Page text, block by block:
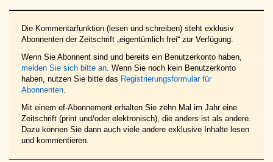
Die Kommentarfunktion (lesen und schreiben) steht exklusiv
Abonnenten der Zeitschrift „eigentümlich frei“ zur Verfügung.
Wenn Sie Abonnent sind und bereits ein Benutzerkonto haben,
melden Sie sich bitte an. Wenn Sie noch kein Benutzerkonto
haben, nutzen Sie bitte das Registrierungsformular für
Abonnenten.
Mit einem ef-Abonnement erhalten Sie zehn Mal im Jahr eine
Zeitschrift (print und/oder elektronisch), die anders ist als andere.
Dazu können Sie dann auch viele andere exklusive Inhalte lesen
und kommentieren.